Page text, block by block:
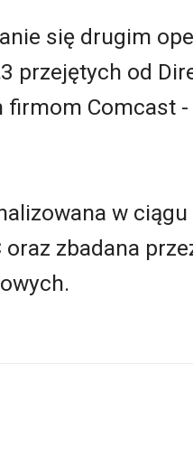
się drugim
przejętych od
firmom Comcast
w
oraz zbadana